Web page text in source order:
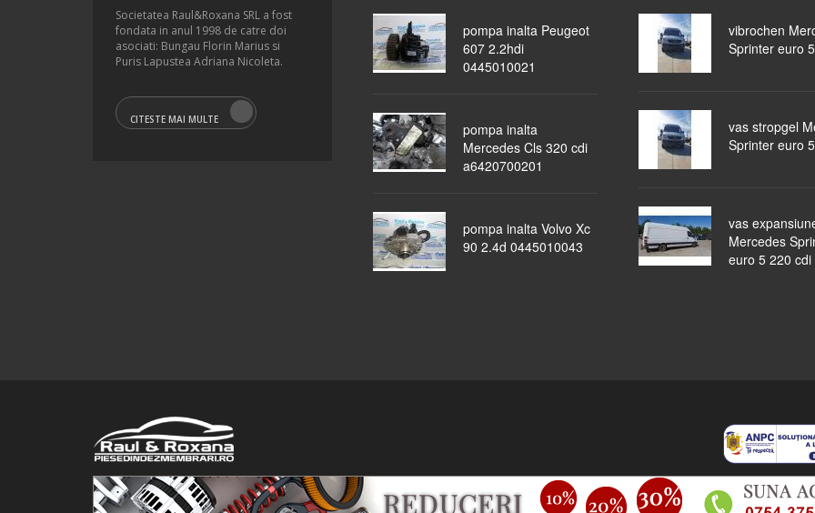
Societatea Raul&Roxana SRL a fost
fondata in anul 1998 de catre doi
asociati: Bungau Florin Marius si
Puris Lapustea Adriana Nicoleta.
CITESTE MAI MULTE
pompa inalta Peugeot
607 2.2hdi
0445010021
pompa inalta
Mercedes Cls 320 cdi
a6420700201
pompa inalta Volvo Xc
90 2.4d 0445010043
vibrochen
Sprinter euro
vas stropgel
Sprinter euro
vas
Mercedes
euro 5 220 cdi
© 2016 Raul&Roxana SRL. Toate drepturile rezervate. piese auto masini dezmembrate ocazii lichidari